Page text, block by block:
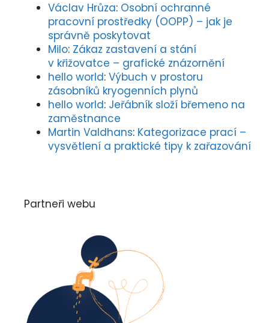
Václav Hrůza: Osobní ochranné
pracovní prostředky (OOPP) – jak je
správně poskytovat
Milo: Zákaz zastavení a stání
v křižovatce – grafické znázornění
hello world: Výbuch v prostoru
zásobníků kryogenních plynů
hello world: Jeřábník složí břemeno na
zaměstnance
Martin Valdhans: Kategorizace prací –
vysvětlení a praktické tipy k zařazování
Partneři webu